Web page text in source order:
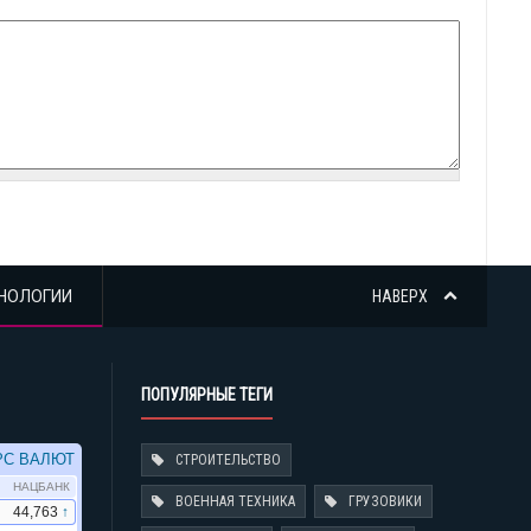
НАВЕРХ
ПОПУЛЯРНЫЕ ТЕГИ
СТРОИТЕЛЬСТВО
ВОЕННАЯ ТЕХНИКА ГРУЗОВИКИ